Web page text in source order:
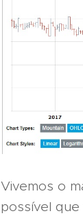
Vivemos o
possível